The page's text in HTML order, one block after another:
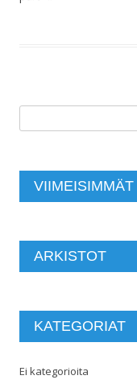
ARKISTOT
KATEGORIAT
Ei kategorioita